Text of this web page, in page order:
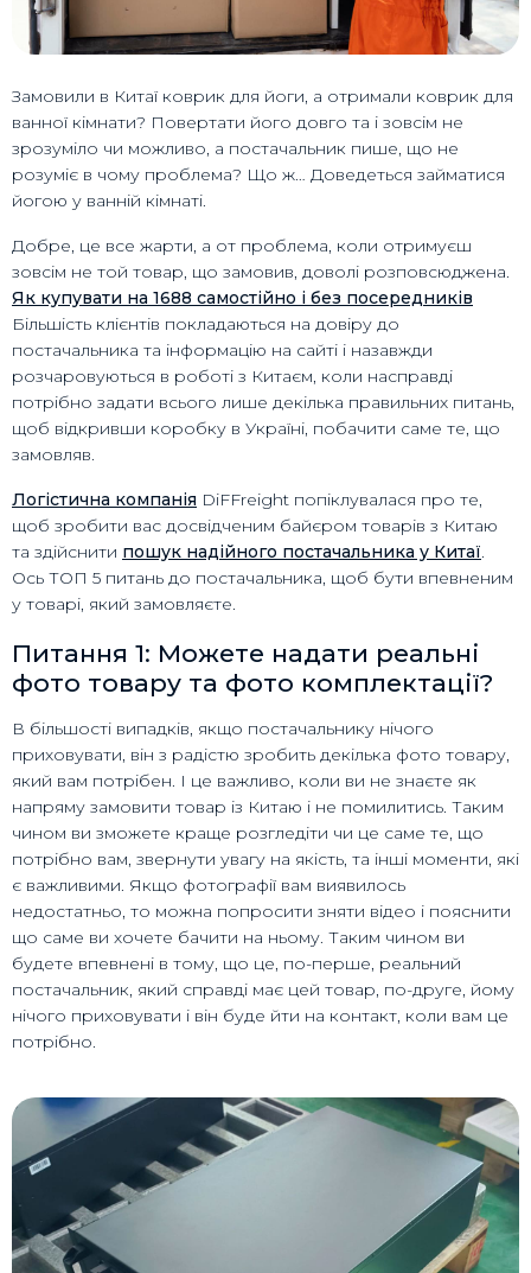
Замовили в Китаї коврик для йоги, а отримали коврик для
ванної кімнати? Повертати його довго та і зовсім не
зрозуміло чи можливо, а постачальник пише, що не
розуміє в чому проблема? Що ж… Доведеться займатися
йогою у ванній кімнаті.
Добре, це все жарти, а от проблема, коли отримуєш
зовсім не той товар, що замовив, доволі розповсюджена.
Як купувати на 1688 самостійно і без посередників
Більшість клієнтів покладаються на довіру до
постачальника та інформацію на сайті і назавжди
розчаровуються в роботі з Китаєм, коли насправді
потрібно задати всього лише декілька правильних питань,
щоб відкривши коробку в Україні, побачити саме те, що
замовляв.
Логістична компанія DiFFreight попіклувалася про те,
щоб зробити вас досвідченим байєром товарів з Китаю
та здійснити пошук надійного постачальника у Китаї.
Ось ТОП 5 питань до постачальника, щоб бути впевненим
у товарі, який замовляєте.
Питання 1: Можете надати реальні
фото товару та фото комплектації?
В більшості випадків, якщо постачальнику нічого
приховувати, він з радістю зробить декілька фото товару,
який вам потрібен. І це важливо, коли ви не знаєте як
напряму замовити товар із Китаю і не помилитись. Таким
чином ви зможете краще розгледіти чи це саме те, що
потрібно вам, звернути увагу на якість, та інші моменти, які
є важливими. Якщо фотографії вам виявилось
недостатньо, то можна попросити зняти відео і пояснити
що саме ви хочете бачити на ньому. Таким чином ви
будете впевнені в тому, що це, по-перше, реальний
постачальник, який справді має цей товар, по-друге, йому
нічого приховувати і він буде йти на контакт, коли вам це
потрібно.